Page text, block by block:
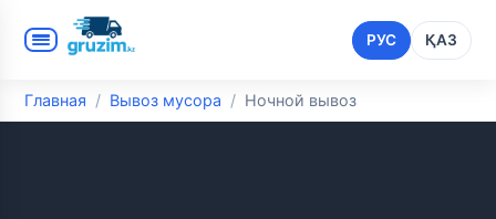
Главная Вывоз мусора Ночной вывоз
РУС ҚАЗ